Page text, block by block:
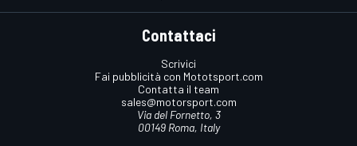
Contattaci
Scrivici
Fai pubblicità con Mototsport.com
Contatta il team
sales@motorsport.com
Via del Fornetto, 3
00149 Roma, Italy